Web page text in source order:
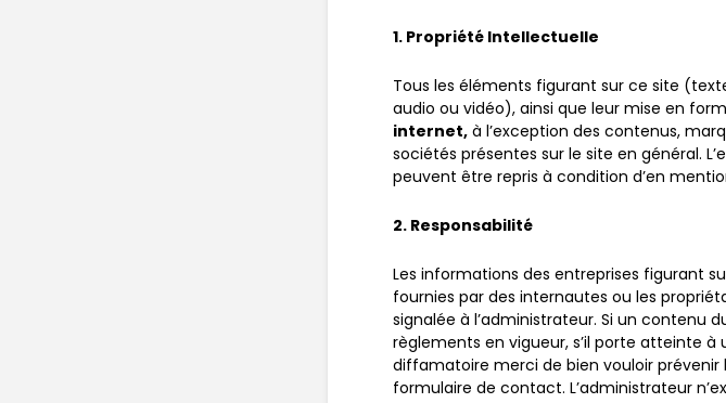
1. Propriété Intellectuelle
Tous les éléments figurant sur ce site
audio ou vidéo), ainsi que leur mise en
internet, à l’exception des contenus,
sociétés présentes sur le site en général.
peuvent être repris à condition d’en
2. Responsabilité
Les informations des entreprises figurant
fournies par des internautes ou les
signalée à l’administrateur. Si un contenu
règlements en vigueur, s’il porte atteinte
diffamatoire merci de bien vouloir
formulaire de contact. L’administrateur